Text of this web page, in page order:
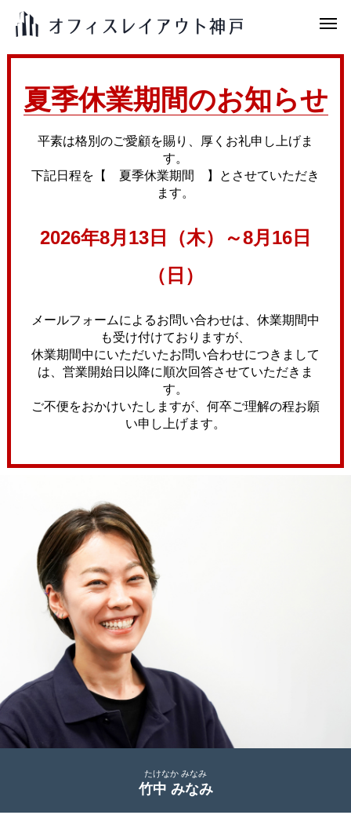
夏季休業期間のお知らせ
平素は格別のご愛顧を賜り、厚くお礼申し上げま
す。
下記日程を【 夏季休業期間 】とさせていただき
ます。
2026年8月13日（木）～8月16日
（日）
メールフォームによるお問い合わせは、休業期間中
も受け付けておりますが、
休業期間中にいただいたお問い合わせにつきまして
は、営業開始日以降に順次回答させていただきま
す。
ご不便をおかけいたしますが、何卒ご理解の程お願
い申し上げます。
たけなか みなみ
竹中 みなみ